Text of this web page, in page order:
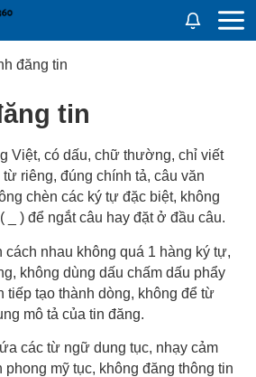
đăng tin
tin
Việt, có dấu, chữ thường, chỉ viết
riêng, đúng chính tả, câu văn
chèn các ký tự đặc biệt, không
) để ngắt câu hay đặt ở đầu câu.
cách nhau không quá 1 hàng ký tự,
không dùng dấu chấm dấu phẩy
tiếp tạo thành dòng, không để từ
mô tả của tin đăng.
các từ ngữ dung tục, nhạy cảm
mỹ tục, không đăng thông tin